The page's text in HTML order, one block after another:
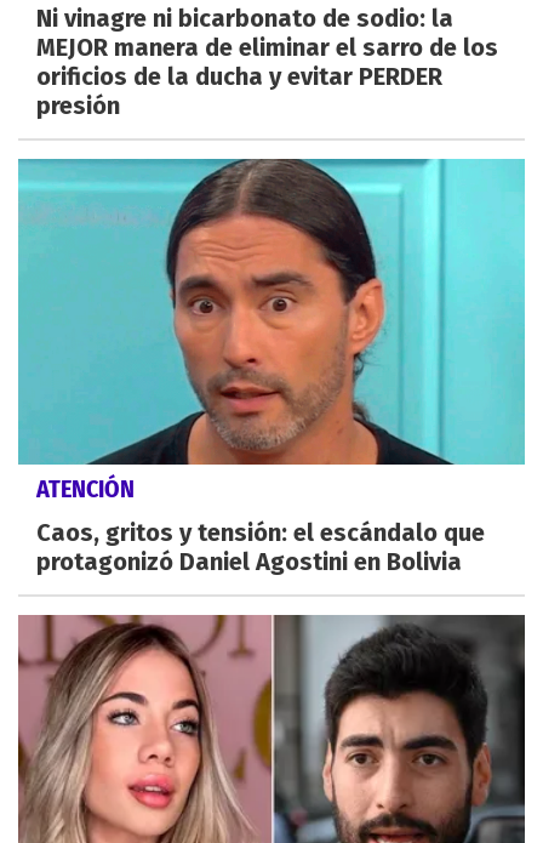
Ni vinagre ni bicarbonato de sodio: la
MEJOR manera de eliminar el sarro de los
orificios de la ducha y evitar PERDER
presión
ATENCIÓN
Caos, gritos y tensión: el escándalo que
protagonizó Daniel Agostini en Bolivia